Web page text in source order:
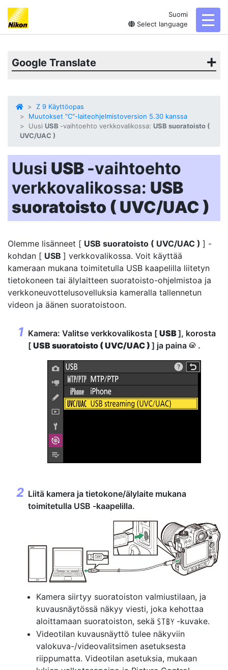
Suomi
Select language
Google Translate
Z 9 Käyttöopas
Muutokset "C"-laiteohjelmistoversion 5.30 kanssa
Uusi USB -vaihtoehto verkkovalikossa: USB suoratoisto (
UVC/UAC )
Uusi USB -vaihtoehto
verkkovalikossa: USB
suoratoisto ( UVC/UAC )
Olemme lisänneet [ USB suoratoisto ( UVC/UAC ) ] -
kohdan [ USB ] verkkovalikossa. Voit käyttää
kameraan mukana toimitetulla USB kaapelilla liitetyn
tietokoneen tai älylaitteen suoratoisto-ohjelmistoa ja
verkkoneuvottelusovelluksia kameralla tallennetun
videon ja äänen suoratoistoon.
Kamera: Valitse verkkovalikosta [ USB], korosta
[ USB suoratoisto ( UVC/UAC ) ] ja paina J .
Liitä kamera ja tietokone/älylaite mukana
toimitetulla USB -kaapelilla.
Kamera siirtyy suoratoiston valmiustilaan, ja
kuvausnäytössä näkyy viesti, joka kehottaa
aloittamaan suoratoiston, sekä u -kuvake.
Videotilan kuvausnäyttö tulee näkyviin
valokuva-/videovalitsimen asetuksesta
riippumatta. Videotilan asetuksia, mukaan